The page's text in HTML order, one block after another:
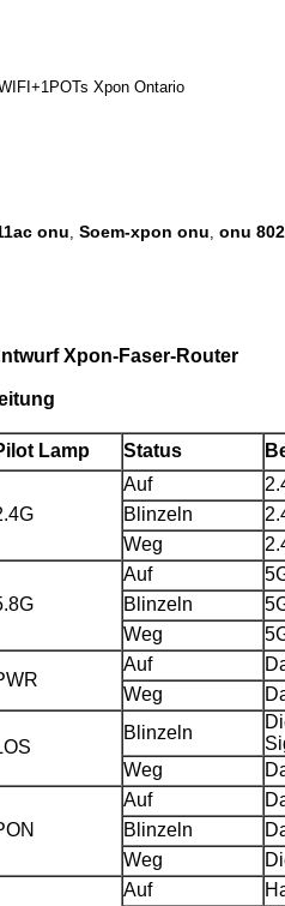
Xpon Ontario
onu, Soem-xpon onu, onu
Xpon-Faser-Router
Lamp Status
Auf
Blinzeln
Weg
Auf
Blinzeln
Weg
Auf
Weg
Blinzeln
Weg
Auf
Blinzeln
Weg
Auf